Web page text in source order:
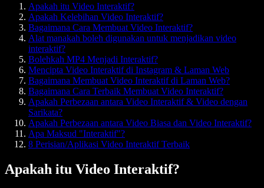
Apakah itu Video Interaktif?
Apakah Kelebihan Video Interaktif?
Bagaimana Cara Membuat Video Interaktif?
Alat manakah boleh digunakan untuk menjadikan video
interaktif?
Bolehkah MP4 Menjadi Interaktif?
Mencipta Video Interaktif di Instagram & Laman Web
Bagaimana Membuat Video Interaktif di Laman Web?
Bagaimana Cara Terbaik Membuat Video Interaktif?
Apakah Perbezaan antara Video Interaktif & Video dengan
Sarikata?
Apakah Perbezaan antara Video Biasa dan Video Interaktif?
Apa Maksud "Interaktif"?
8 Perisian/Aplikasi Video Interaktif Terbaik
Apakah itu Video Interaktif?